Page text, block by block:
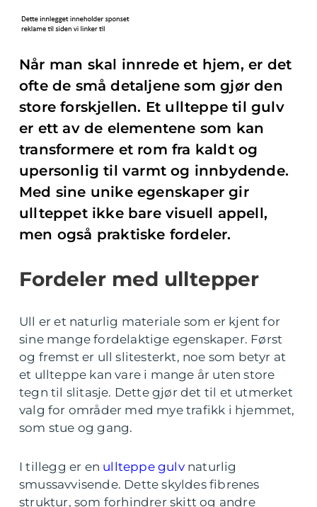
Når man skal innrede et hjem, er det
ofte de små detaljene som gjør den
store forskjellen. Et ullteppe til gulv
er ett av de elementene som kan
transformere et rom fra kaldt og
upersonlig til varmt og innbydende.
Med sine unike egenskaper gir
ullteppet ikke bare visuell appell,
men også praktiske fordeler.
Fordeler med ulltepper
Ull er et naturlig materiale som er kjent for
sine mange fordelaktige egenskaper. Først
og fremst er ull slitesterkt, noe som betyr at
et ullteppe kan vare i mange år uten store
tegn til slitasje. Dette gjør det til et utmerket
valg for områder med mye trafikk i hjemmet,
som stue og gang.
I tillegg er en ullteppe gulvnaturlig
smussavvisende. Dette skyldes fibrenes
struktur, som forhindrer skitt og andre